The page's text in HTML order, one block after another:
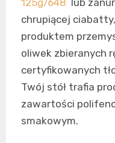
chrupiącej
produktem
oliwek zbieranych
certyfikowanych
Twój stół trafia
zawartości
smakowym.